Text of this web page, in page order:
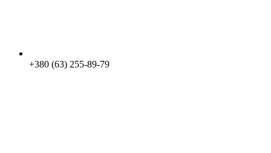
+380 (63) 255-89-79